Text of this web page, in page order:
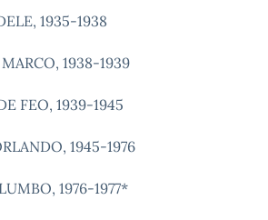
1935-1938
1938-1939
FEO, 1939-1945
1945-1976
1976-1977*